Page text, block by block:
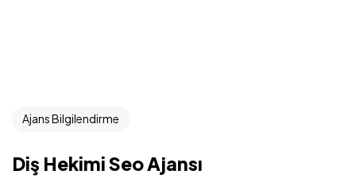
Ajans Bilgilendirme
Diş Hekimi Seo Ajansı